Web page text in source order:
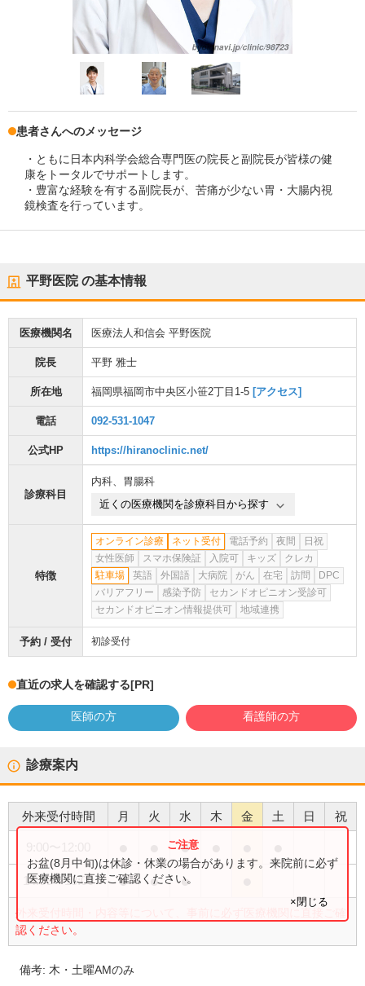
患者さんへのメッセージ
・ともに日本内科学会総合専門医の院長と副院長が皆様の健
康をトータルでサポートします。
・豊富な経験を有する副院長が、苦痛が少ない胃・大腸内視
鏡検査を行っています。
平野医院の基本情報
医療機関名 医療法人和信会 平野医院
院長 平野 雅士
所在地 福岡県福岡市中央区小笹2丁目1-5 [アクセス]
電話 092-531-1047
公式HP https://hiranoclinic.net/
診療科目
内科、 胃腸科
近くの医療機関を診療科目から探す
特徴
オンライン診療 ネット受付 電話予約 夜間
日祝
女性医師
スマホ保険証 入院可 キッズ
クレカ
駐車場
英語 外国語 大病院 がん 在宅 訪問
DPC
バリアフリー
感染予防
セカンドオピニオン受診可
セカンドオピニオン情報提供可
地域連携
予約 / 受付 初診受付
直近の求人を確認する[PR]
医師の方 看護師の方
診療案内
外来受付時間 月 火 水 木 金 土 日 祝
●
14:00〜18:00 ● ● ●
外来受付時間・内容等について、事前に必ず医療機関に直接ご確
認ください。
お盆(8月中旬)は休診・休業の場合があります。来院前に必ず
医療機関に直接ご確認ください。
×閉じる
備考: 木・土曜AMのみ